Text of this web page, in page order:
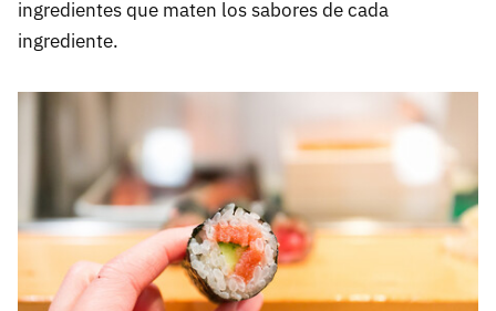
ingredientes que maten los sabores de cada
ingrediente.